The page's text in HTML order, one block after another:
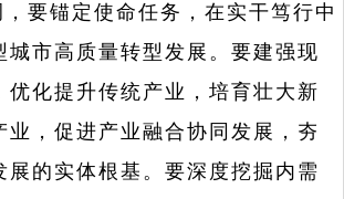
，要锚定使命任务，在实干笃行中
城市高质量转型发展。要建强现
优化提升传统产业，培育壮大新
业，促进产业融合协同发展，夯
展的实体根基。要深度挖掘内需